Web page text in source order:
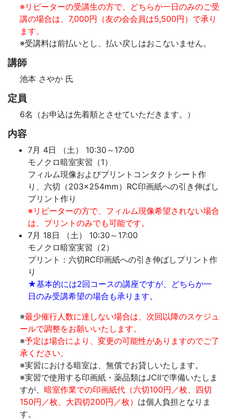
※リピーターの受講生の方で、どちらか一日のみのご受
講の場合は、7,000円（友の会会員は5,500円）で承り
ます。
※受講料は前払いとし、払い戻しはおこないません。
講師
池本 さやか 氏
定員
6名（お申込は先着順とさせていただきます。）
内容
7月 4日 （土） 10:30～17:00
モノクロ暗室実習（1）
フィルム現像およびプリントコンタクトシート作
り、六切（203×254mm）RC印画紙への引き伸ばし
プリント作り
※リピーターの方で、フィルム現像希望されない場合
は、プリントのみでも可能です。
7月 18日 （土） 10:30～17:00
モノクロ暗室実習（2）
プリント：六切RC印画紙への引き伸ばしプリント作
り
★基本的には2回コースの講座ですが、どちらか一
日のみ受講希望の場合も承ります。
※最少催行人数に達しない場合は、次回以降のスケジュ
ールで調整をお願いいたします。
※予定は場合により、変更の可能性がありますのでご了
承ください。
※実習における暗室は、無償でお貸しいたします。
※実習で使用する印画紙・薬品類はJCIIで準備いたしま
すが、 暗室作業での印画紙代（六切100円／枚、四切
150円／枚、大四切200円／枚） は個人負担となりま
す。